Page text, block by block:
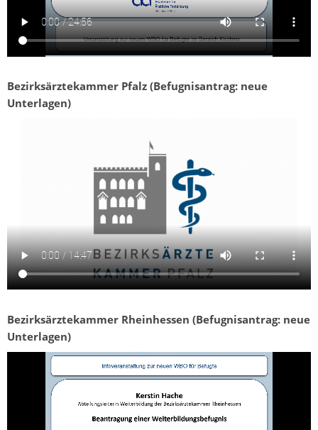
Bezirksärztekammer Pfalz (Befugnisantrag: neue
Unterlagen)
Bezirksärztekammer Rheinhessen (Befugnisantrag: neue
Unterlagen)